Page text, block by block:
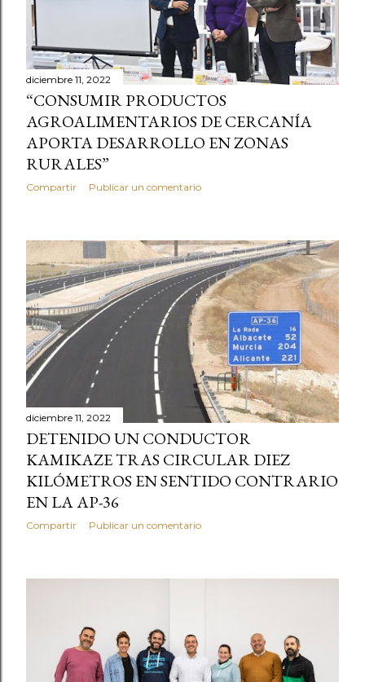
diciembre 11, 2022
“CONSUMIR PRODUCTOS
AGROALIMENTARIOS DE CERCANÍA
APORTA DESARROLLO EN ZONAS
RURALES”
Compartir Publicar un comentario
diciembre 11, 2022
DETENIDO UN CONDUCTOR
KAMIKAZE TRAS CIRCULAR DIEZ
KILÓMETROS EN SENTIDO CONTRARIO
EN LA AP-36
Compartir Publicar un comentario